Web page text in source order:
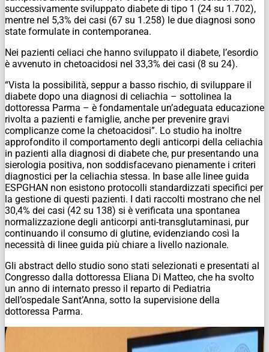
successivamente sviluppato diabete di tipo 1 (24 su 1.702),
mentre nel 5,3% dei casi (67 su 1.258) le due diagnosi sono
state formulate in contemporanea.
Nei pazienti celiaci che hanno sviluppato il diabete, l’esordio
è avvenuto in chetoacidosi nel 33,3% dei casi (8 su 24).
“Vista la possibilità, seppur a basso rischio, di sviluppare il
diabete dopo una diagnosi di celiachia – sottolinea la
dottoressa Parma – è fondamentale un’adeguata educazione
rivolta a pazienti e famiglie, anche per prevenire gravi
complicanze come la chetoacidosi”. Lo studio ha inoltre
approfondito il comportamento degli anticorpi della celiachia
in pazienti alla diagnosi di diabete che, pur presentando una
sierologia positiva, non soddisfacevano pienamente i criteri
diagnostici per la celiachia stessa. In base alle linee guida
ESPGHAN non esistono protocolli standardizzati specifici per
la gestione di questi pazienti. I dati raccolti mostrano che nel
30,4% dei casi (42 su 138) si è verificata una spontanea
normalizzazione degli anticorpi anti-transglutaminasi, pur
continuando il consumo di glutine, evidenziando così la
necessità di linee guida più chiare a livello nazionale.
Gli abstract dello studio sono stati selezionati e presentati al
Congresso dalla dottoressa Eliana Di Matteo, che ha svolto
un anno di internato presso il reparto di Pediatria
dell’ospedale Sant’Anna, sotto la supervisione della
dottoressa Parma.